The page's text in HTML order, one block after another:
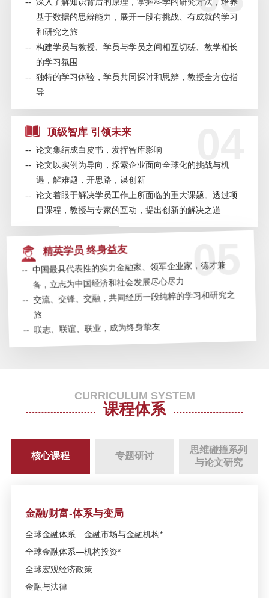
基于数据的思辨能力，展开一段有挑战、有成就的学习
和研究之旅
-- 构建学员与教授、学员与学员之间相互切磋、教学相长
的学习氛围
-- 独特的学习体验，学员共同探讨和思辨，教授全方位指
导
顶级智库 引领未来
-- 论文集结成白皮书，发挥智库影响
-- 论文以实例为导向，探索企业面向全球化的挑战与机
遇，解难题，开思路，谋创新
-- 论文着眼于解决学员工作上所面临的重大课题。透过项
目课程，教授与专家的互动，提出创新的解决之道
05
精英学员 终身益友
中国最具代表性的实力金融家、领军企业家，德才兼
备，立志为中国经济和社会发展尽心尽力
交流、交锋、交融，共同经历一段纯粹的学习和研究之
旅
联志、联谊、联业，成为终身挚友
CURRICULUM SYSTEM
课程体系
核心课程 专题研讨
思维碰撞系列
与论文研究
金融/财富-体系与变局
全球金融体系—金融市场与金融机构*
全球金融体系—机构投资*
全球宏观经济政策
金融与法律
SAIF金融E沙龙 | 《美国陷阱》作
者分享会——7月25日/北京
SAIF金融EMBA/EE招生及EMBA联
考说明会—7月18日/上海
SAIF金融E沙龙 | 世界最年轻风险
SAIF金融E沙龙 | 陈志武：经济转
型中的金融价值与发展——6.29/北
SAIF金融E沙龙 | 中国私募股权LP
的生存与发展—7月5日/上海
SAIF金融论坛深圳站：全球宏观经
济展望与湾区引智创新发展
2020 SAIF EMBA/高层管理教育
EE/全球商业领袖学者项目招生说明
【SAIF金融E沙龙】变局下的全球
治理新思维——简世勋《世界不是
平的》新书分享会—5月17日/北京
SAIF EMBA/EE/DBA公开课：宏观
北京
SAIF EMBA/EE/DBA公开课暨课程
解趋势性投资的逻辑-4月24日/上海
SAIF金融E沙龙-中国企业全球化与
产业并购新趋势：跨国并购趋势加